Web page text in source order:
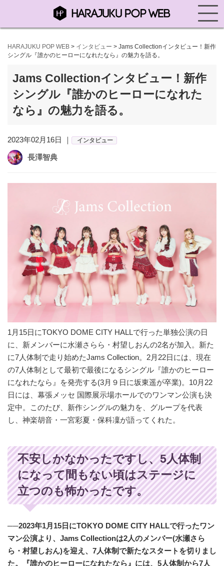
HARAJUKU POP WEB > インタビュー > Jams Collectionインタビュー！新作
シングル『誰かのヒーローになれたなら』の魅力を語る。
Jams Collectionインタビュー！新作
シングル『誰かのヒーローになれた
なら』の魅力を語る。
2023年02月16日 ｜ インタビュー
長澤智典
1月15日にTOKYO DOME CITY HALLで行った単独公演の日
に、新メンバーに水瀬さらら・村望しおんの2名が加入。新た
に7人体制で走り始めたJams Collection。2月22日には、現在
の7人体制として最初で最後になるシングル『誰かのヒーロー
になれたなら』を発売する(3月９日に坂東遥が卒業)。10月22
日には、幕張メッセ 国際展示場ホールでのワンマン公演も決
定中。このたび、新作シングルの魅力を、グループを代表
し、神楽胡音・一宮彩夏・保科凜が語ってくれた。
不安しかなかったですし、5人体制
になって間もない頃はステージに
立つのも怖かったです。
──2023年1月15日にTOKYO DOME CITY HALLで行ったワン
マン公演より、Jams Collectionは2人のメンバー(水瀬さら
ら・村望しおん)を迎え、7人体制で新たなスタートを切りまし
た。『誰かのヒーローになれたなら』には、5人体制から7人